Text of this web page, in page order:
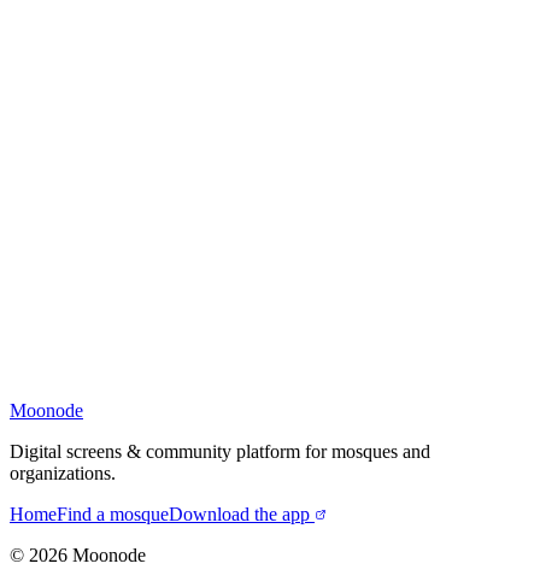
Moonode
Digital screens & community platform for mosques and
organizations.
HomeFind a mosqueDownload the app
© 2026 Moonode